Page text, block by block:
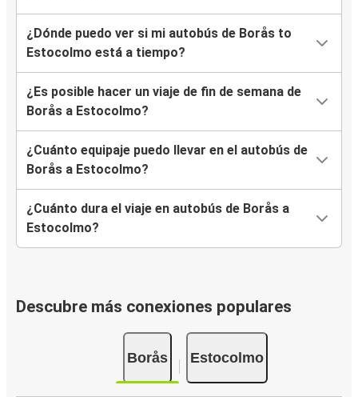
¿Dónde puedo ver si mi autobús de Borås to
Estocolmo está a tiempo?
¿Es posible hacer un viaje de fin de semana de
Borås a Estocolmo?
¿Cuánto equipaje puedo llevar en el autobús de
Borås a Estocolmo?
¿Cuánto dura el viaje en autobús de Borås a
Estocolmo?
Descubre más conexiones populares
Borås Estocolmo